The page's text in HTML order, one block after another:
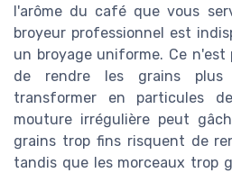
l'arôme du café que vous
broyeur professionnel est
un broyage uniforme. Ce
de rendre les grains
transformer en particules
mouture irrégulière peut
grains trop fins risquent de
tandis que les morceaux trop